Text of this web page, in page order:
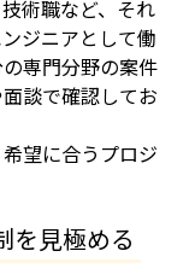
術職など、それ
ジニアとして働
専門分野の案件
談で確認してお
望に合うプロジ
を見極める